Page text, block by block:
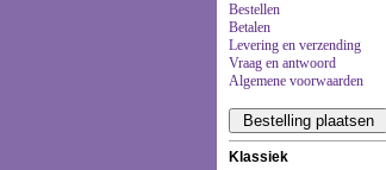
Bestellen
Betalen
Levering en verzending
Vraag en antwoord
Algemene voorwaarden
Klassiek